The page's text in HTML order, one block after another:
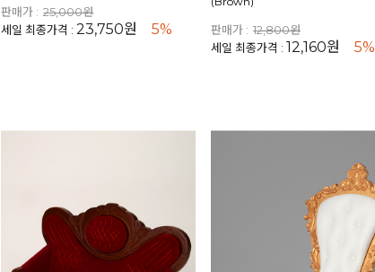
판매가 : 25,000원
세일 최종가격 :23,750원 5% 판매가 : 12,800원
세일 최종가격 : 12,160원 5%